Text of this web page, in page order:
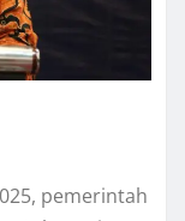
pemerintah